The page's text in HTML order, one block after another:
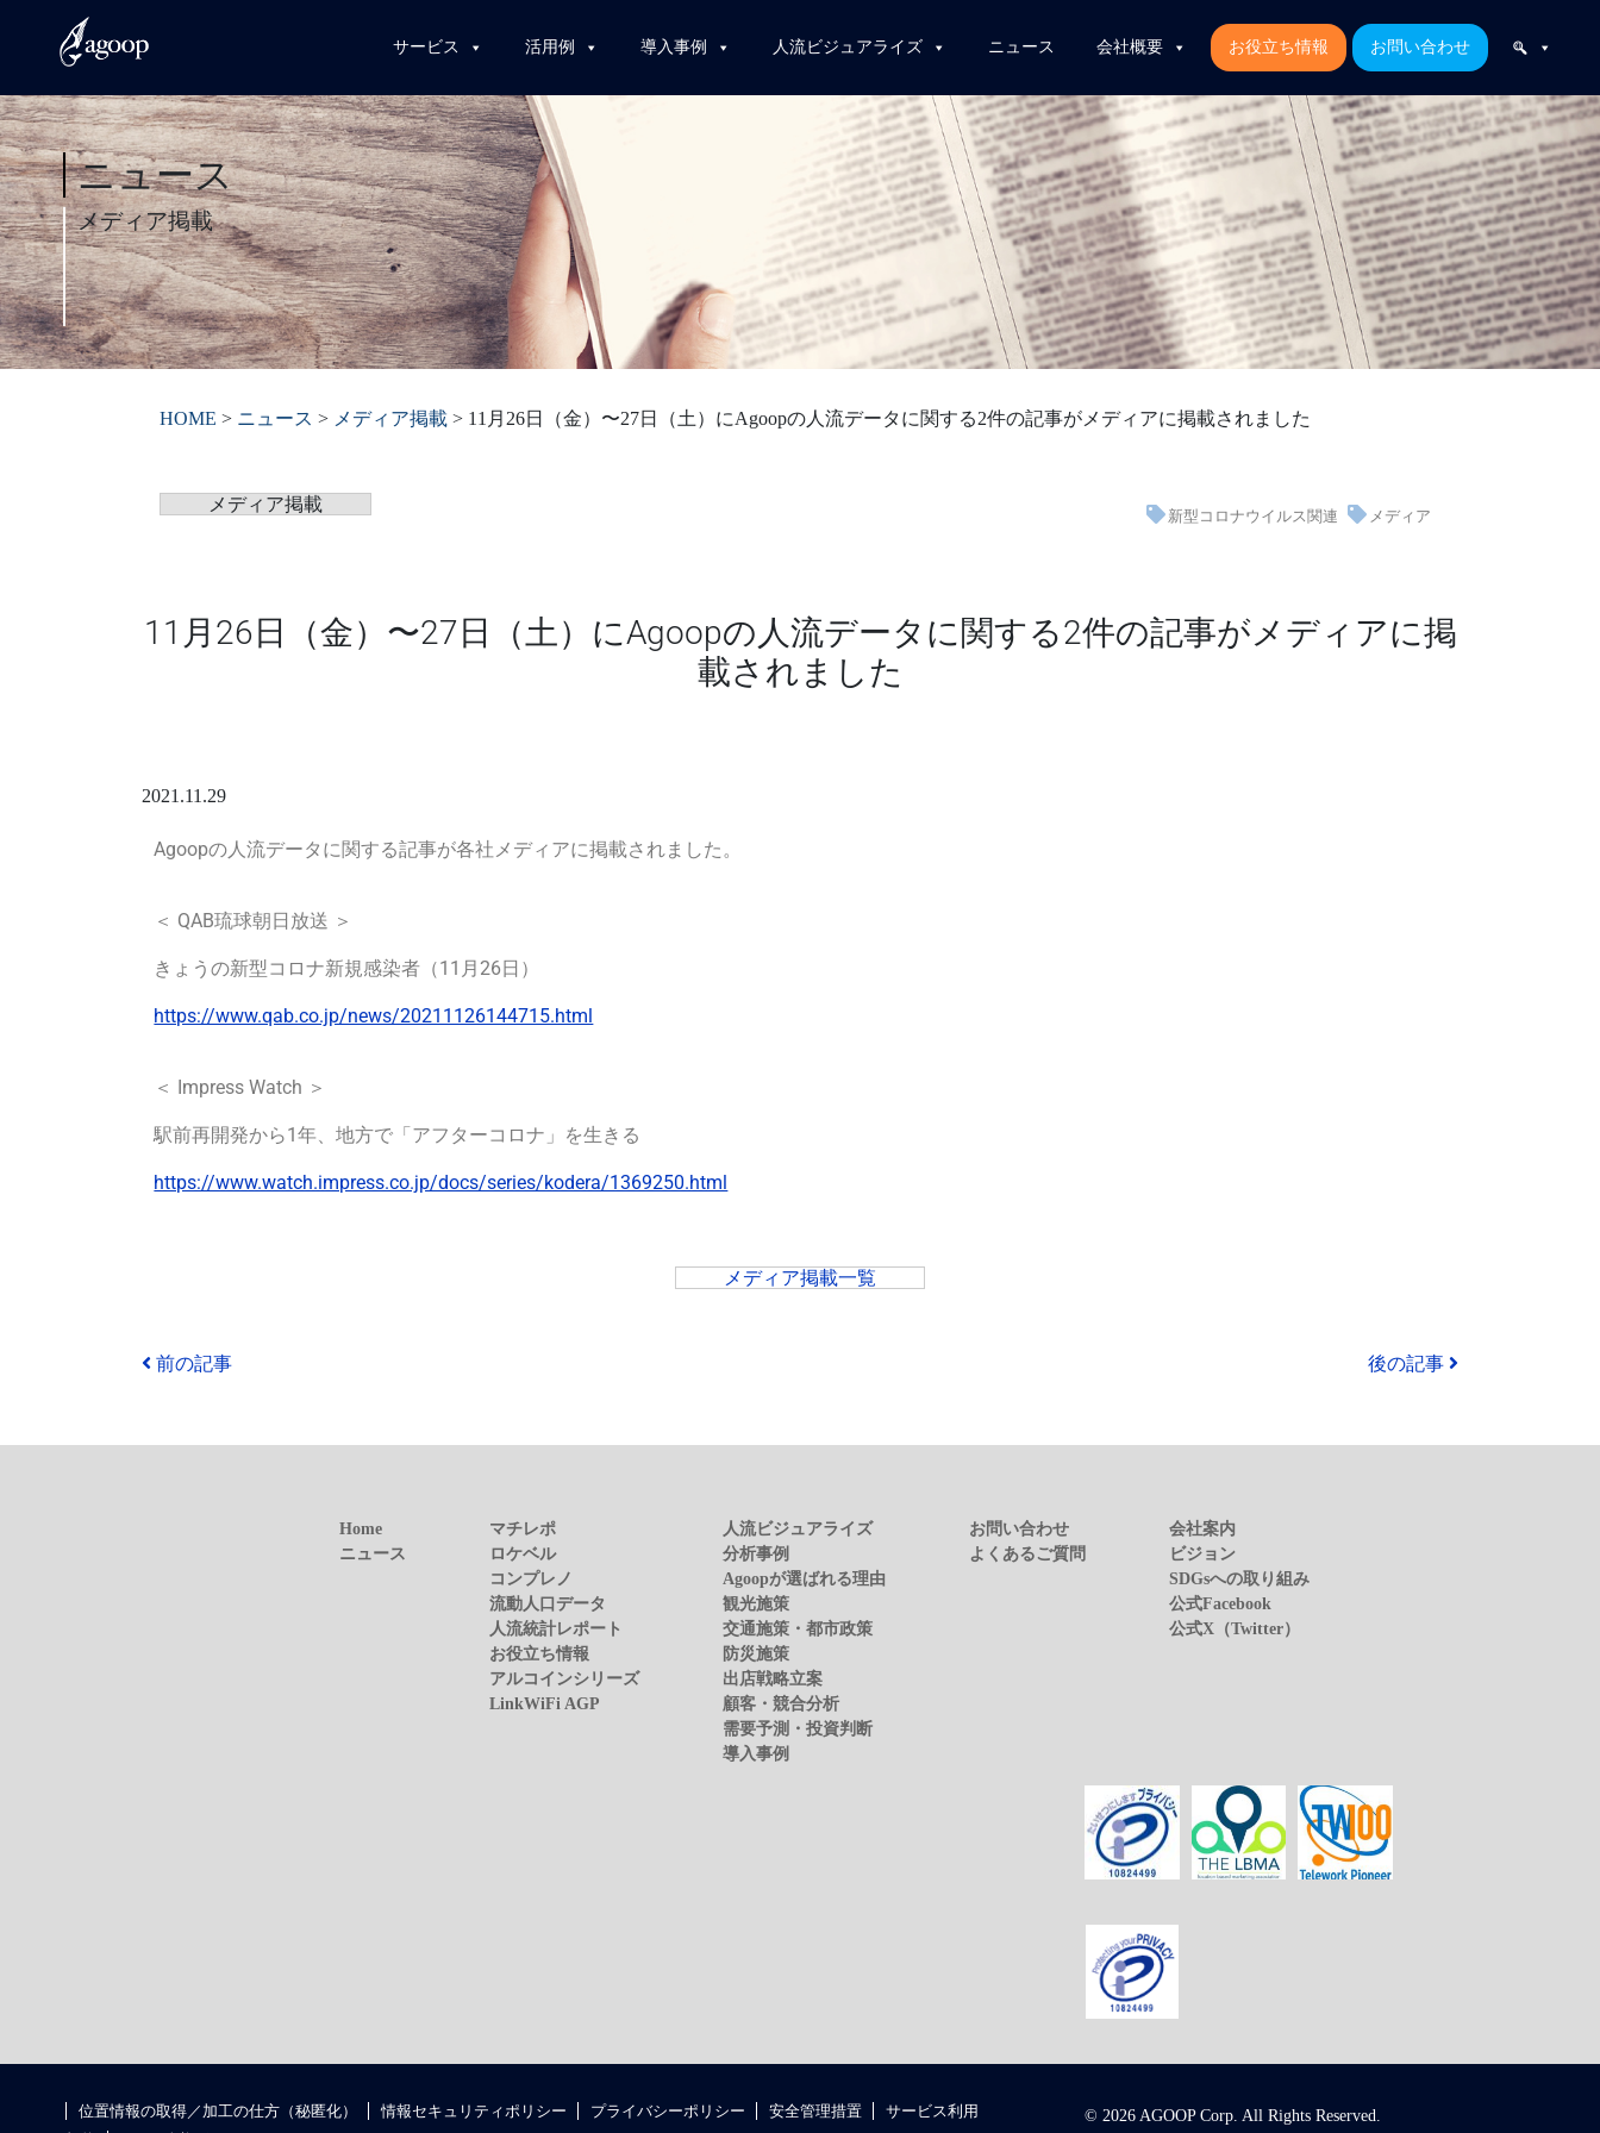
サービス 活用例 導入事例 人流ビジュアライズ ニュース 会社概要 お役立ち情報 お問い合わせ
ニュース
メディア掲載
HOME > ニュース > メディア掲載 > 11月26日（金）〜27日（土）にAgoopの人流データに関する2件の記事がメディアに掲載されました
メディア掲載
新型コロナウイルス関連 メディア
11月26日（金）〜27日（土）にAgoopの人流データに関する2件の記事がメディアに掲
載されました
2021.11.29
Agoopの人流データに関する記事が各社メディアに掲載されました。
＜ QAB琉球朝日放送 ＞
きょうの新型コロナ新規感染者（11月26日）
https://www.qab.co.jp/news/20211126144715.html
＜ Impress Watch ＞
駅前再開発から1年、地方で「アフターコロナ」を生きる
https://www.watch.impress.co.jp/docs/series/kodera/1369250.html
メディア掲載一覧
前の記事 後の記事
Home
ニュース
マチレポ
ロケベル
コンプレノ
流動人口データ
人流統計レポート
お役立ち情報
アルコインシリーズ
LinkWiFi AGP
人流ビジュアライズ
分析事例
Agoopが選ばれる理由
観光施策
交通施策・都市政策
防災施策
出店戦略立案
顧客・競合分析
需要予測・投資判断
導入事例
お問い合わせ
よくあるご質問
会社案内
ビジョン
SDGsへの取り組み
公式Facebook
公式X（Twitter）
位置情報の取得／加工の仕方（秘匿化） 情報セキュリティポリシー プライバシーポリシー 安全管理措置
サービス利用
© 2026 AGOOP Corp. All Rights Reserved.